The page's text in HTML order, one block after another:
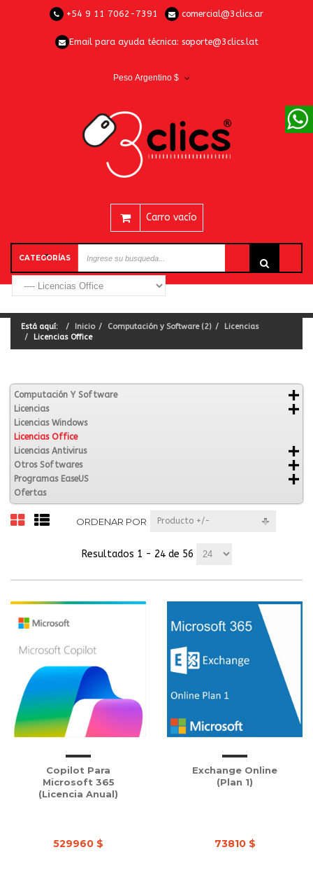
+54 9 11 7062-7391 comercial@3clics.ar
Email para ayuda técnica: soporte@3clics.lat
Peso Argentino $
Carro vacío
CATEGORÍAS
Está aquí: Inicio Computación y Software (2)
Licencias
Licencias Office
Computación Y Software
Licencias
Licencias Windows
Licencias Office
Licencias Antivirus
Otros Softwares
Programas EaseUS
Ofertas
ORDENAR POR Producto +/-
Resultados 1 - 24 de 56
Copilot Para
Microsoft 365
(Licencia Anual)
529960 $
Exchange Online
(Plan 1)
73810 $